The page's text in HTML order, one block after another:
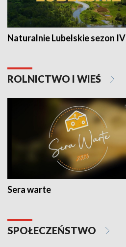
Naturalnie Lubelskie sezon IV
ROLNICTWO I WIEŚ
Sera warte
SPOŁECZEŃSTWO